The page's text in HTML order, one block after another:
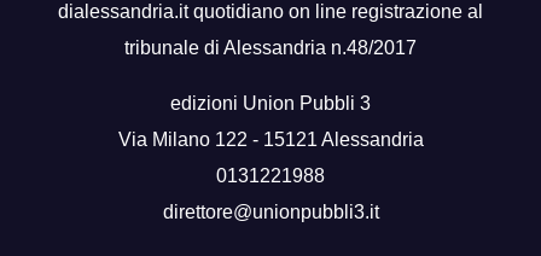
dialessandria.it quotidiano on line registrazione al
tribunale di Alessandria n.48/2017
edizioni Union Pubbli 3
Via Milano 122 - 15121 Alessandria
0131221988
direttore@unionpubbli3.it